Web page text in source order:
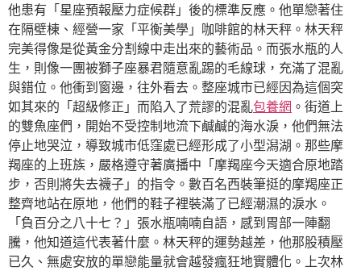
他患有「星座預報壓力症候群」後的標準反應。他單戀著住
在隔壁棟、經營一家「平衡美學」咖啡館的林天秤。林天秤
完美得像是從黃金分割線中走出來的藝術品。而張水瓶的人
生，則像一團被獅子座暴君隨意亂踢的毛線球，充滿了混亂
與錯位。他衝到窗邊，往外看去。整座城市已經因為這個突
如其來的「超級修正」而陷入了荒謬的混亂包養網 。街道上
的雙魚座們，開始不受控制地流下鹹鹹的海水淚，他們無法
停止地哭泣，導致城市低窪處已經形成了小型潟湖。那些摩
羯座的上班族，嚴格遵守著廣播中「摩羯座今天適合原地踏
步，否則將失去襪子」的指令。數百名西裝筆挺的摩羯座正
整齊地站在原地，他們的鞋子裡裝滿了已經潮濕的淚水。
「負百分之八十七？」張水瓶喃喃自語，感到胃部一陣翻
騰，他知道這代表著什麼。林天秤的運勢越差，他那股積壓
已久、無處安放的單戀能量就會越發瘋狂地實體化。上次林